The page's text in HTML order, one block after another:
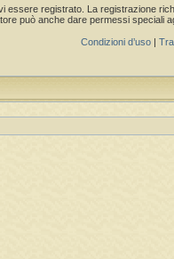
essere registrato. La registrazione
può anche dare permessi speciali
Condizioni d’uso